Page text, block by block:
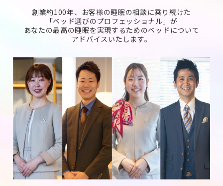
創業約100年、お客様の睡眠の相談に乗り続けた
「ベッド選びのプロフェッショナル」が
あなたの最高の睡眠を実現するためのベッドについて
アドバイスいたします。